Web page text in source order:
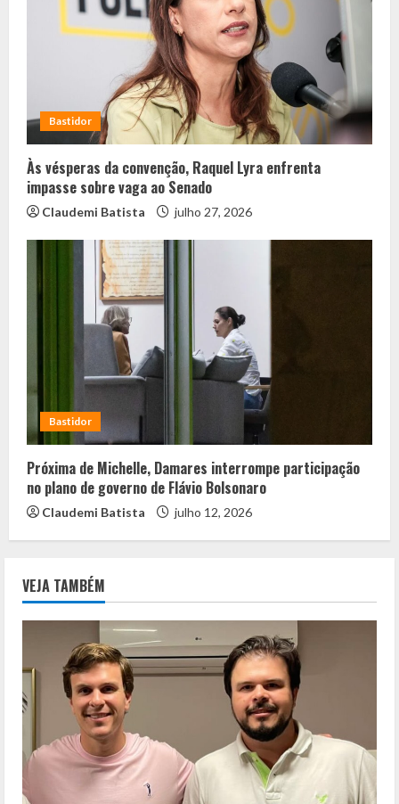
Bastidor
Às vésperas da convenção, Raquel Lyra enfrenta
impasse sobre vaga ao Senado
Claudemi Batista julho 27, 2026
Bastidor
Próxima de Michelle, Damares interrompe participação
no plano de governo de Flávio Bolsonaro
Claudemi Batista julho 12, 2026
VEJA TAMBÉM